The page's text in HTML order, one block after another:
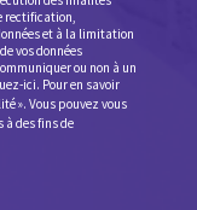
rectification,
et à la limitation
vos données
ou non à un
ici. Pour en savoir
». Vous pouvez vous
à des fins de